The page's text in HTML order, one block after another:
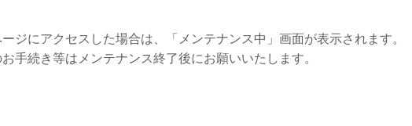
ジにアクセスした場合は、「メンテナンス中」画面が表示されます。
手続き等はメンテナンス終了後にお願いいたします。